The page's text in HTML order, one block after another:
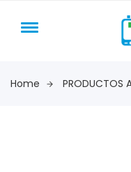
Home PRODUCTOS